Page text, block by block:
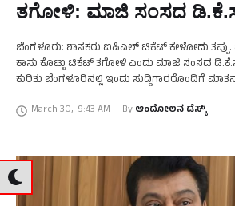
ತಗೋಳಿ: ಮಾಜಿ ಸಂಸದ
ಬೆಂಗಳೂರು: ಶಾಸಕರು ಐಪಿಎಲ್‌ ಟಿಕೆಟ್‌ ಕೇಳೋದು
ಕಾಸು ಕೊಟ್ಟು ಟಿಕೆಟ್‌ ತಗೋಳಿ ಎಂದು ಮಾಜಿ ಸಂಸದ
ಕುರಿತು ಬೆಂಗಳೂರಿನಲ್ಲಿ ಇಂದು ಸುದ್ದಿಗಾರರೊಂದಿಗೆ
March 30, 9:43 AM By ಆಂದೋಲನ ಡೆಸ್ಕ್